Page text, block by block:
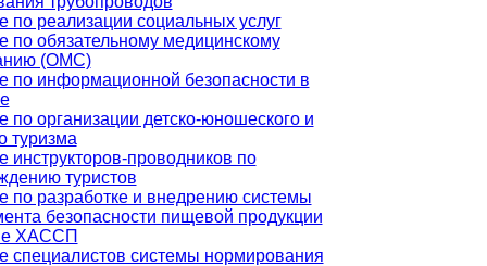
по реализации социальных услуг
по обязательному медицинскому
(ОМС)
по информационной безопасности в
по организации детско-юношеского и
туризма
инструкторов-проводников по
туристов
по разработке и внедрению системы
безопасности пищевой продукции
ХАССП
специалистов системы нормирования